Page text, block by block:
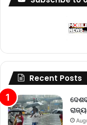
Recent Posts